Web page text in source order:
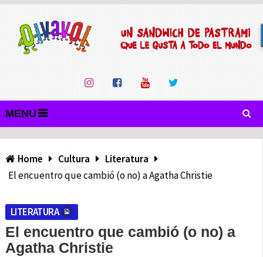
MENU
Home Cultura
Literatura
El encuentro que cambió (o no) a Agatha Christie
LITERATURA
El encuentro que cambió (o no) a
Agatha Christie